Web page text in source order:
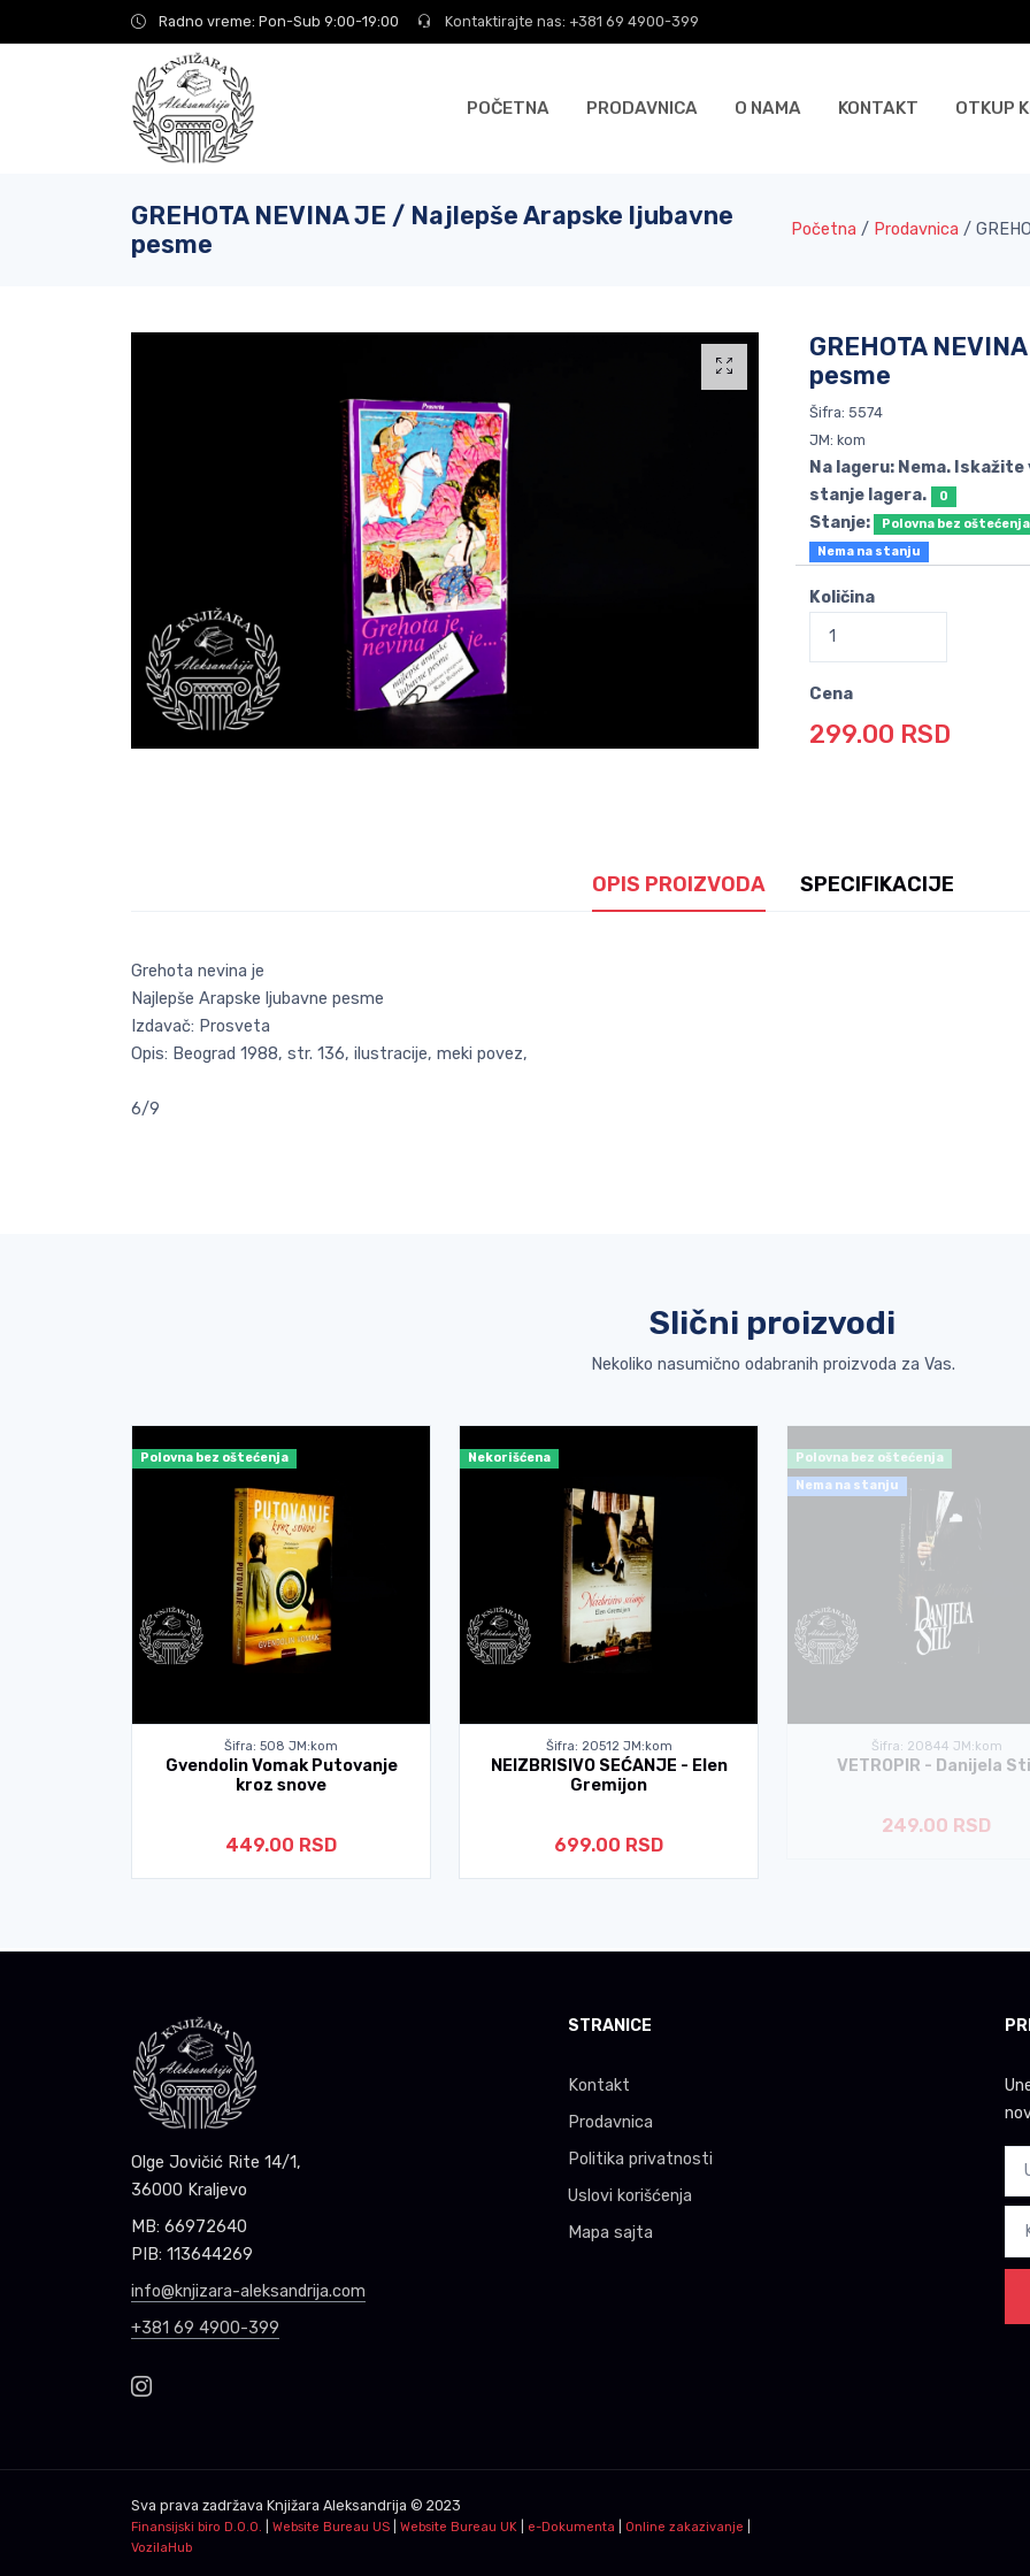
Radno vreme: Pon-Sub 9:00-19:00 Kontaktirajte nas: +381 69 4900-399
POČETNA PRODAVNICA O NAMA KONTAKT OTKUP
GREHOTA NEVINA JE / Najlepše Arapske ljubavne
pesme
Početna / Prodavnica /
GREHOTA
pesme
Šifra: 5574
JM: kom
Na lageru: Nema.
stanje lagera.
0
Stanje:
Polovna bez oštećenja
Nema na stanju
Količina
Cena
299.00 RSD
OPIS PROIZVODA SPECIFIKACIJE
Grehota nevina je
Najlepše Arapske ljubavne pesme
Izdavač: Prosveta
Opis: Beograd 1988, str. 136, ilustracije, meki povez,
6/9
Slični proizvodi
Nekoliko nasumično odabranih proizvoda za Vas.
Polovna bez oštećenja
Šifra: 508 JM:kom
Gvendolin Vomak Putovanje
kroz snove
449.00 RSD
Nekorišćena
Šifra: 20512 JM:kom
NEIZBRISIVO SEĆANJE - Elen
Gremijon
699.00 RSD
Polovna bez oštećenja
Nema na stanju
Šifra: 20844 JM:kom
VETROPIR - Danijela Stil
249.00 RSD
Olge Jovičić Rite 14/1,
36000 Kraljevo
MB: 66972640
PIB: 113644269
info@knjizara-aleksandrija.com
+381 69 4900-399
STRANICE
Kontakt
Prodavnica
Politika privatnosti
Uslovi korišćenja
Mapa sajta
Sva prava zadržava Knjižara Aleksandrija © 2023
Finansijski biro D.O.O. Website Bureau US Website Bureau UK e-Dokumenta Online zakazivanje
VozilaHub